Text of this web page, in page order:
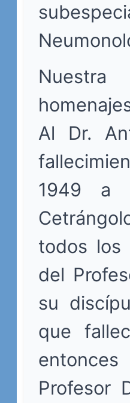
Al Dr.
1949 a
todos los
del
su
que
Profesor